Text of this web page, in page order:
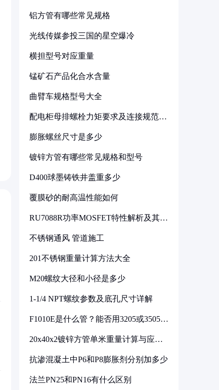
铝方管有哪些常见规格
光线传媒参投三国的星空爆冷
横担型号对应重量
锰矿石产品化合水含量
曲臂车规格型号大全
配电柜母排螺栓力矩要求及连接规范详
膨胀螺丝尺寸是多少
镀锌方管有哪些常见规格和型号
D400球墨铸铁井盖重多少
覆膜砂的耐高温性能如何
RU7088R功率MOSFET特性解析及其在
不锈钢通风 管道施工
201不锈钢重量计算方法大全
M20螺纹大径和小径是多少
1-1/4 NPT螺纹参数及底孔尺寸详解
F1010E是什么管？能否用3205或3505代
20x40x2镀锌方管单米重量计算与应用
抗渗混凝土中P6和P8膨胀剂分别加多少
法兰PN25和PN16有什么区别